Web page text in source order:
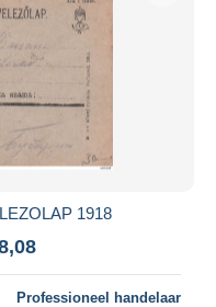
1918
Professioneel handelaar